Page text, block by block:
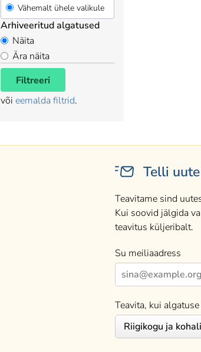
Vähemalt ühele valikule
Arhiveeritud algatused
Näita
Ära näita
Filtreeri
või eemalda filtrid.
Telli
Teavitame sind
Kui soovid jälgida
teavitus küljeribalt.
Su meiliaadress
Teavita, kui